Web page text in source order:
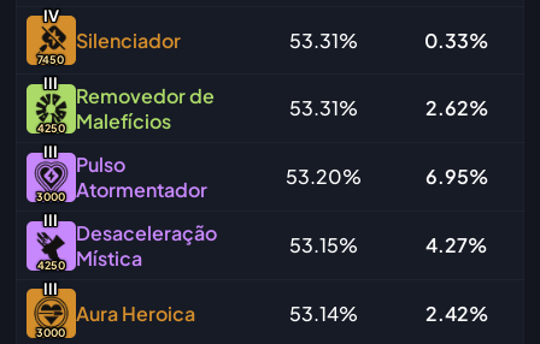
IV
7450
Silenciador 53.31% 0.33%
III
4250
Removedor de
Malefícios
53.31% 2.62%
III
3000
Pulso
Atormentador
53.20% 6.95%
III
4250
Desaceleração
Mística
53.15% 4.27%
III
3000
Aura Heroica 53.14% 2.42%